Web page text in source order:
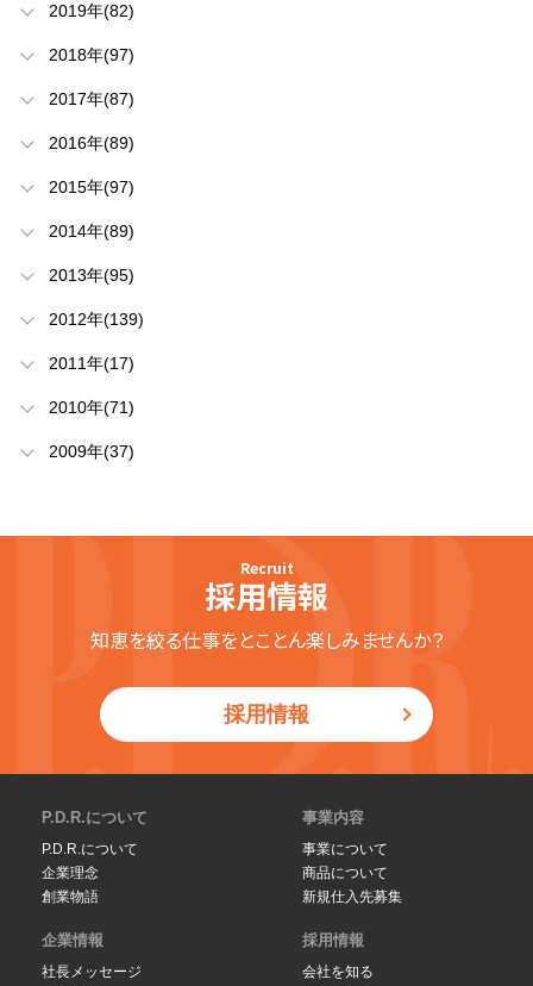
2019年(82)
2018年(97)
2017年(87)
2016年(89)
2015年(97)
2014年(89)
2013年(95)
2012年(139)
2011年(17)
2010年(71)
2009年(37)
Recruit
採用情報
知恵を絞る仕事をとことん楽しみませんか？
採用情報
P.D.R.について
P.D.R.について
企業理念
創業物語
事業内容
事業について
商品について
新規仕入先募集
企業情報
社長メッセージ
採用情報
会社を知る